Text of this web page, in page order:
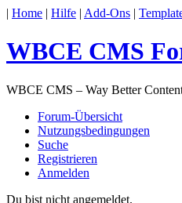
| Home | Hilfe | Add-Ons |
WBCE CMS
WBCE CMS – Way Better
Forum-Übersicht
Nutzungsbedingungen
Suche
Registrieren
Anmelden
Du bist nicht angemeldet.